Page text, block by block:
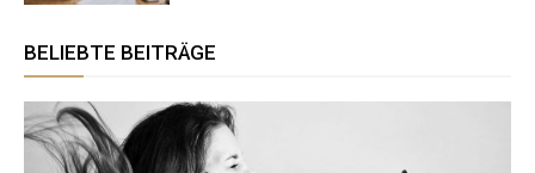
BELIEBTE BEITRÄGE